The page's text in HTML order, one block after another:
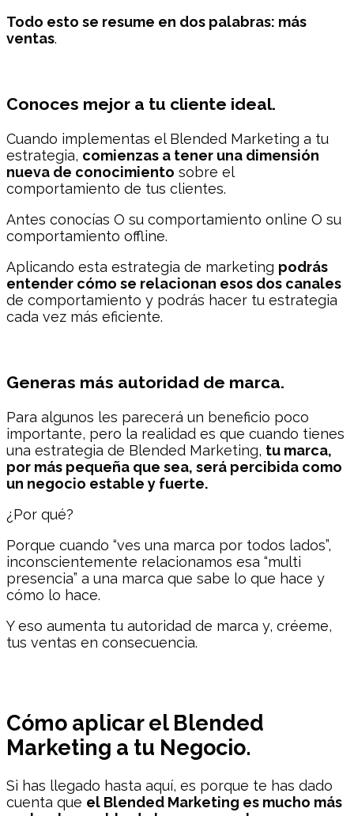
Todo esto se resume en dos palabras: más
ventas.
Conoces mejor a tu cliente ideal.
Cuando implementas el Blended Marketing a tu
estrategia, comienzas a tener una dimensión
nueva de conocimiento sobre el
comportamiento de tus clientes.
Antes conocías O su comportamiento online O su
comportamiento offline.
Aplicando esta estrategia de marketing podrás
entender cómo se relacionan esos dos canales
de comportamiento y podrás hacer tu estrategia
cada vez más eficiente.
Generas más autoridad de marca.
Para algunos les parecerá un beneficio poco
importante, pero la realidad es que cuando tienes
una estrategia de Blended Marketing, tu marca,
por más pequeña que sea, será percibida como
un negocio estable y fuerte.
¿Por qué?
Porque cuando “ves una marca por todos lados”,
inconscientemente relacionamos esa “multi
presencia” a una marca que sabe lo que hace y
cómo lo hace.
Y eso aumenta tu autoridad de marca y, créeme,
tus ventas en consecuencia.
Cómo aplicar el Blended
Marketing a tu Negocio.
Si has llegado hasta aquí, es porque te has dado
cuenta que el Blended Marketing es mucho más